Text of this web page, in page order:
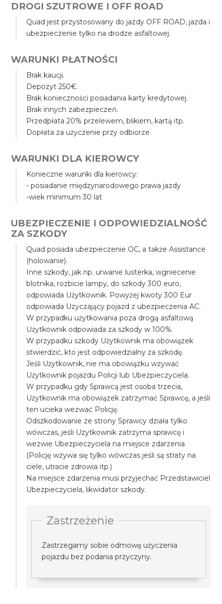
DROGI SZUTROWE I OFF ROAD
Quad jest przystosowany do jazdy OFF ROAD, jazda i
ubezpieczenie tylko na drodze asfaltowej.
WARUNKI PŁATNOŚCI
Brak kaucji.
Depozyt 250€.
Brak konieczności posiadania karty kredytowej.
Brak innych zabezpieczeń.
Przedpłata 20% przelewem, blikiem, kartą itp.
Dopłata za użyczenie przy odbiorze.
WARUNKI DLA KIEROWCY
Konieczne warunki dla kierowcy:
- posiadanie międzynarodowego prawa jazdy
-wiek minimum 30 lat
UBEZPIECZENIE I ODPOWIEDZIALNOŚĆ
ZA SZKODY
Quad posiada ubezpieczenie OC, a także Assistance
(holowanie).
Inne szkody, jak np. urwanie lusterka, wgniecenie
blotnika, rozbicie lampy, do szkody 300 euro,
odpowiada Użytkownik. Powyżej kwoty 300 Eur
odpowiada Uzyczający pojazd z ubezpieczenia AC.
W przypadku użytkowania poza drogą asfaltową
Użytkownik odpowiada za szkody w 100%.
W przypadku szkody Użytkownik ma obowiązek
stwierdzić, kto jest odpowiedzialny za szkodę.
Jeśli Użytkownik, nie ma obowiązku wzywać
Użytkownik pojazdu Policji lub Ubezpieczyciela.
W przypadku gdy Sprawcą jest osoba trzecia,
Użytkownik ma obowiązek zatrzymać Sprawcę, a jeśli
ten ucieka wezwać Policję.
Odszkodowanie ze strony Sprawcy działa tylko
wówczas, jeśli Uzytkownik zatrzyma sprawcę i
wezwie Ubezpieczyciela na miejsce zdarzenia
(Policję wzywa się tylko wówczas jeśli są straty na
ciele, utracie zdrowia itp.)
Na miejsce zdarzenia musi przyjechać Przedstawiciel
Ubezpieczyciela, likwidator szkody.
Zastrzeżenie
Zastrzegamy sobie odmowę użyczenia
pojazdu bez podania przyczyny.